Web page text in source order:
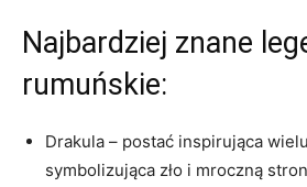
Najbardziej znane
rumuńskie:
Drakula – postać inspirująca
⁤symbolizująca zło ‌i mroczną⁢